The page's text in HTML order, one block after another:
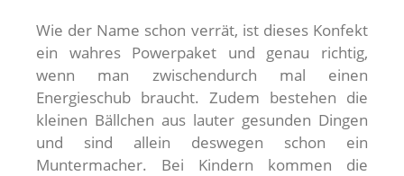
Wie der Name schon verrät, ist dieses Konfekt
ein wahres Powerpaket und genau richtig,
wenn man zwischendurch mal einen
Energieschub braucht. Zudem bestehen die
kleinen Bällchen aus lauter gesunden Dingen
und sind allein deswegen schon ein
Muntermacher. Bei Kindern kommen die